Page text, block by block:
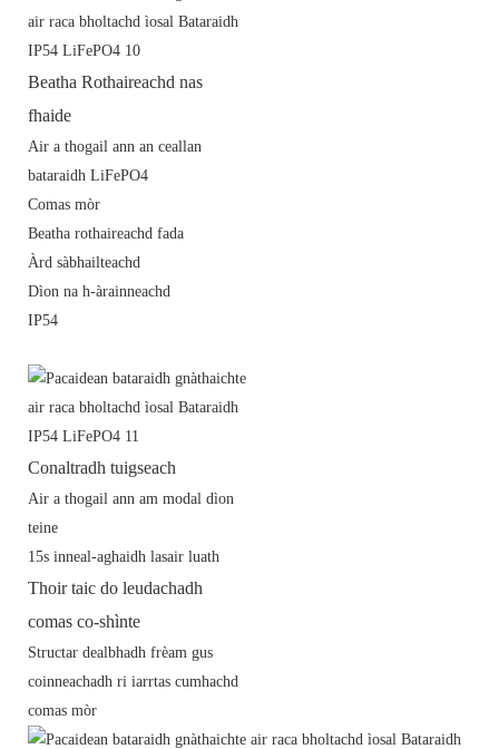
Beatha Rothaireachd nas
fhaide
Air a thogail ann an ceallan
bataraidh LiFePO4
Comas mòr
Beatha rothaireachd fada
Àrd sàbhailteachd
Dìon na h-àrainneachd
IP54
Conaltradh tuigseach
Air a thogail ann am modal dìon
teine
15s inneal-aghaidh lasair luath
Thoir taic do leudachadh
comas co-shìnte
Structar dealbhadh frèam gus
coinneachadh ri iarrtas cumhachd
comas mòr